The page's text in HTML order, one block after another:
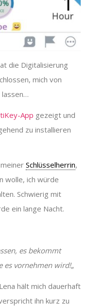
die Digitalisierung
mich von
lassen…
App gezeigt und
zu installieren
Schlüsselherrin,
wolle, ich würde
Schwierig mit
ein lange Nacht.
es bekommt
es vornehmen wird!„
hält mich dauerhaft
ihn kurz zu